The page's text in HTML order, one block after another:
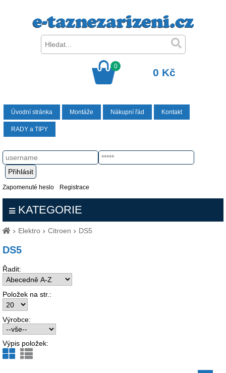
0
0 Kč
Úvodní stránka Montáže Nákupní řád Kontakt
RADY a TIPY
Zapomenuté heslo Registrace
KATEGORIE
Elektro Citroen DS5
DS5
Řadit:
Položek na str.:
Výrobce:
Výpis položek: